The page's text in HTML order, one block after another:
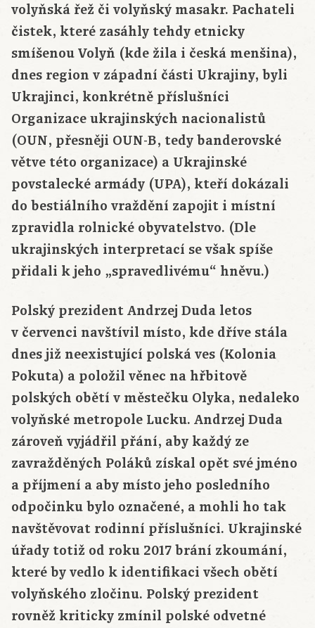
volyňská řež či volyňský masakr. Pachateli
čistek, které zasáhly tehdy etnicky
smíšenou Volyň (kde žila i česká menšina),
dnes region v západní části Ukrajiny, byli
Ukrajinci, konkrétně příslušníci
Organizace ukrajinských nacionalistů
(OUN, přesněji OUN-B, tedy banderovské
větve této organizace) a Ukrajinské
povstalecké armády (UPA), kteří dokázali
do bestiálního vraždění zapojit i místní
zpravidla rolnické obyvatelstvo. (Dle
ukrajinských interpretací se však spíše
přidali k jeho „spravedlivému“ hněvu.)
Polský prezident Andrzej Duda letos
v červenci navštívil místo, kde dříve stála
dnes již neexistující polská ves (Kolonia
Pokuta) a položil věnec na hřbitově
polských obětí v městečku Olyka, nedaleko
volyňské metropole Lucku. Andrzej Duda
zároveň vyjádřil přání, aby každý ze
zavražděných Poláků získal opět své jméno
a příjmení a aby místo jeho posledního
odpočinku bylo označené, a mohli ho tak
navštěvovat rodinní příslušníci. Ukrajinské
úřady totiž od roku 2017 brání zkoumání,
které by vedlo k identifikaci všech obětí
volyňského zločinu. Polský prezident
rovněž kriticky zmínil polské odvetné